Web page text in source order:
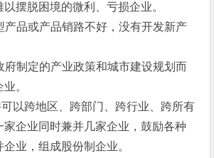
摆脱困境的微利、亏损企业。
产品或产品销路不好，没有开发新产
府制定的产业政策和城市建设规划而
。
以跨地区、跨部门、跨行业、跨所有
家企业同时兼并几家企业，鼓励各种
业，组成股份制企业。